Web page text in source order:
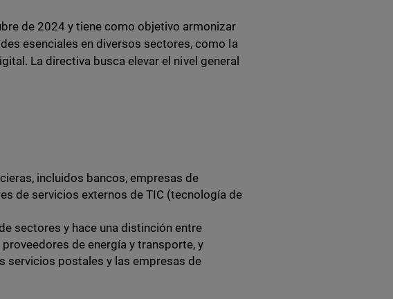
de 2024 y tiene como objetivo armonizar
esenciales en diversos sectores, como la
La directiva busca elevar el nivel general
incluidos bancos, empresas de
de servicios externos de TIC (tecnología de
sectores y hace una distinción entre
de energía y transporte, y
servicios postales y las empresas de